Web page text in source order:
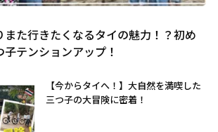
また行きたくなるタイの魅力！？初め
テンションアップ！
【今からタイへ！】大自然を満喫した
三つ子の大冒険に密着！